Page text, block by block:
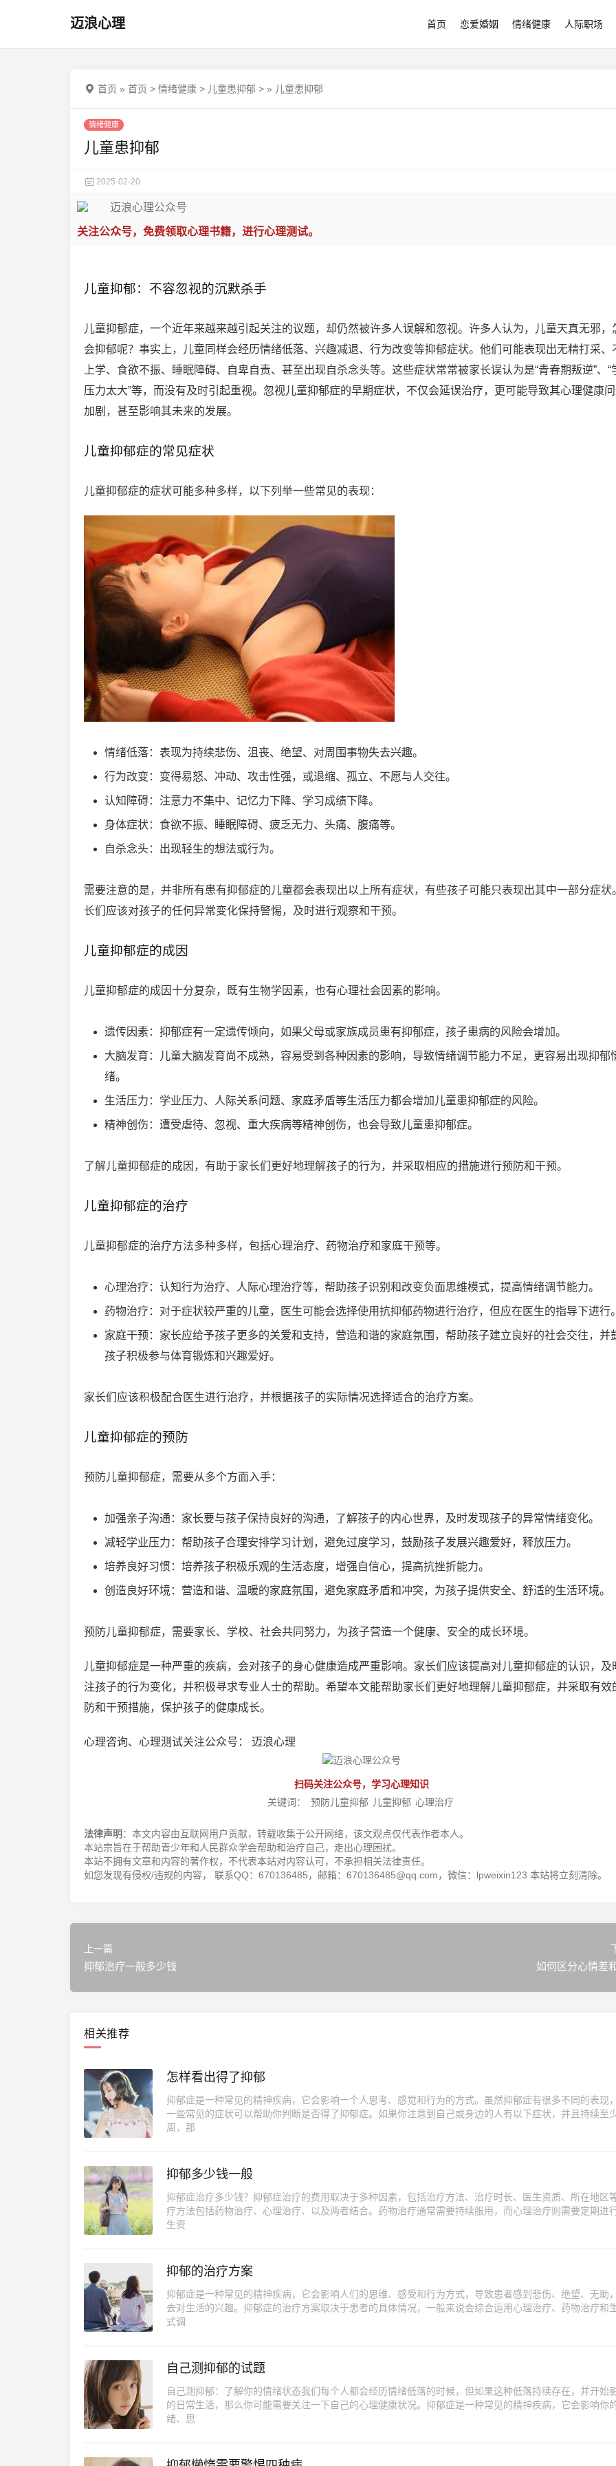
迈浪心理 首页 恋爱婚姻 情绪健康 人际职场
首页 » 首页 > 情绪健康 > 儿童患抑郁 > » 儿童患抑郁
情绪健康
儿童患抑郁
2025-02-20
关注公众号，免费领取心理书籍，进行心理测试。
儿童抑郁：不容忽视的沉默杀手
儿童抑郁症，一个近年来越来越引起关注的议题，却仍然被许多人误解和忽视。许多人认为，儿童天真无邪，
会抑郁呢？事实上，儿童同样会经历情绪低落、兴趣减退、行为改变等抑郁症状。他们可能表现出无精打采、
上学、食欲不振、睡眠障碍、自卑自责、甚至出现自杀念头等。这些症状常常被家长误认为是“青春期叛逆”、“
压力太大”等，而没有及时引起重视。忽视儿童抑郁症的早期症状，不仅会延误治疗，更可能导致其心理健康
加剧，甚至影响其未来的发展。
儿童抑郁症的常见症状
儿童抑郁症的症状可能多种多样，以下列举一些常见的表现：
情绪低落：表现为持续悲伤、沮丧、绝望、对周围事物失去兴趣。
行为改变：变得易怒、冲动、攻击性强，或退缩、孤立、不愿与人交往。
认知障碍：注意力不集中、记忆力下降、学习成绩下降。
身体症状：食欲不振、睡眠障碍、疲乏无力、头痛、腹痛等。
自杀念头：出现轻生的想法或行为。
需要注意的是，并非所有患有抑郁症的儿童都会表现出以上所有症状，有些孩子可能只表现出其中一部分症状
长们应该对孩子的任何异常变化保持警惕，及时进行观察和干预。
儿童抑郁症的成因
儿童抑郁症的成因十分复杂，既有生物学因素，也有心理社会因素的影响。
遗传因素：抑郁症有一定遗传倾向，如果父母或家族成员患有抑郁症，孩子患病的风险会增加。
大脑发育：儿童大脑发育尚不成熟，容易受到各种因素的影响，导致情绪调节能力不足，更容易出现抑郁
绪。
生活压力：学业压力、人际关系问题、家庭矛盾等生活压力都会增加儿童患抑郁症的风险。
精神创伤：遭受虐待、忽视、重大疾病等精神创伤，也会导致儿童患抑郁症。
了解儿童抑郁症的成因，有助于家长们更好地理解孩子的行为，并采取相应的措施进行预防和干预。
儿童抑郁症的治疗
儿童抑郁症的治疗方法多种多样，包括心理治疗、药物治疗和家庭干预等。
心理治疗：认知行为治疗、人际心理治疗等，帮助孩子识别和改变负面思维模式，提高情绪调节能力。
药物治疗：对于症状较严重的儿童，医生可能会选择使用抗抑郁药物进行治疗，但应在医生的指导下进行
家庭干预：家长应给予孩子更多的关爱和支持，营造和谐的家庭氛围，帮助孩子建立良好的社会交往，并
孩子积极参与体育锻炼和兴趣爱好。
家长们应该积极配合医生进行治疗，并根据孩子的实际情况选择适合的治疗方案。
儿童抑郁症的预防
预防儿童抑郁症，需要从多个方面入手：
加强亲子沟通：家长要与孩子保持良好的沟通，了解孩子的内心世界，及时发现孩子的异常情绪变化。
减轻学业压力：帮助孩子合理安排学习计划，避免过度学习，鼓励孩子发展兴趣爱好，释放压力。
培养良好习惯：培养孩子积极乐观的生活态度，增强自信心，提高抗挫折能力。
创造良好环境：营造和谐、温暖的家庭氛围，避免家庭矛盾和冲突，为孩子提供安全、舒适的生活环境。
预防儿童抑郁症，需要家长、学校、社会共同努力，为孩子营造一个健康、安全的成长环境。
儿童抑郁症是一种严重的疾病，会对孩子的身心健康造成严重影响。家长们应该提高对儿童抑郁症的认识，及
注孩子的行为变化，并积极寻求专业人士的帮助。希望本文能帮助家长们更好地理解儿童抑郁症，并采取有效
防和干预措施，保护孩子的健康成长。
心理咨询、心理测试关注公众号： 迈浪心理
扫码关注公众号，学习心理知识
关键词：
预防儿童抑郁 儿童抑郁 心理治疗
法律声明 ：本文内容由互联网用户贡献，转载收集于公开网络，该文观点仅代表作者本人。
本站宗旨在于帮助青少年和人民群众学会帮助和治疗自己，走出心理困扰。
本站不拥有文章和内容的著作权，不代表本站对内容认可，不承担相关法律责任。
如您发现有侵权/违规的内容， 联系QQ：670136485，邮箱：670136485@qq.com，微信：lpweixin123 本站将立刻清除。
上一篇
抑郁治疗一般多少钱 如何区分心情差
相关推荐
怎样看出得了抑郁
抑郁症是一种常见的精神疾病，它会影响一个人思考、感觉和行为的方式。虽然抑郁症有很多不同的表现
一些常见的症状可以帮助你判断是否得了抑郁症。如果你注意到自己或身边的人有以下症状，并且持续至
周，那
抑郁多少钱一般
抑郁症治疗多少钱？抑郁症治疗的费用取决于多种因素，包括治疗方法、治疗时长、医生资质、所在地区
疗方法包括药物治疗、心理治疗、以及两者结合。药物治疗通常需要持续服用，而心理治疗则需要定期进
生资
抑郁的治疗方案
抑郁症是一种常见的精神疾病，它会影响人们的思维、感受和行为方式，导致患者感到悲伤、绝望、无助
去对生活的兴趣。抑郁症的治疗方案取决于患者的具体情况，一般来说会综合运用心理治疗、药物治疗和
式调
自己测抑郁的试题
自己测抑郁：了解你的情绪状态我们每个人都会经历情绪低落的时候，但如果这种低落持续存在，并开始
的日常生活，那么你可能需要关注一下自己的心理健康状况。抑郁症是一种常见的精神疾病，它会影响你
绪、思